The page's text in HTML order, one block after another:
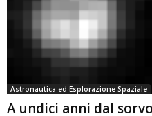
Astronautica ed Esplorazione Spaziale
A undici anni dal